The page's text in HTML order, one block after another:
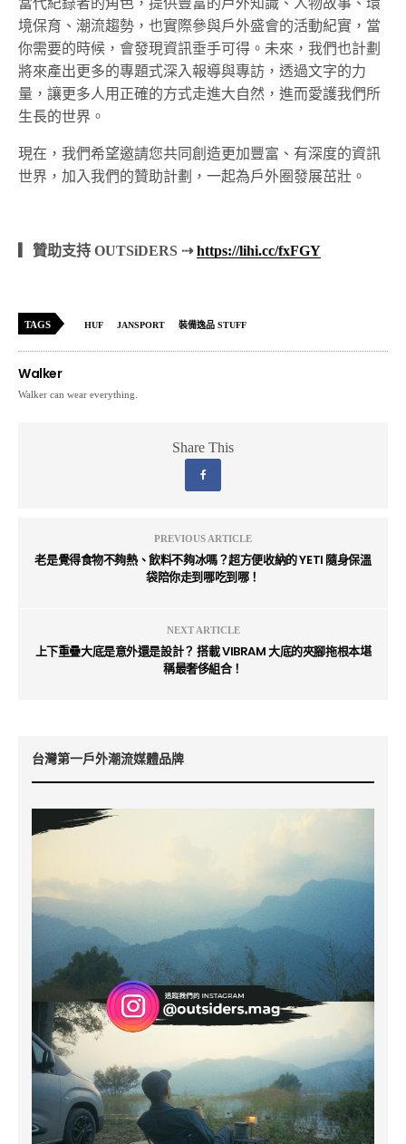
境保育、潮流趨勢，也實際參與戶外盛會的活動紀實，當
你需要的時候，會發現資訊垂手可得。未來，我們也計劃
將來產出更多的專題式深入報導與專訪，透過文字的力
量，讓更多人用正確的方式走進大自然，進而愛護我們所
生長的世界。
現在，我們希望邀請您共同創造更加豐富、有深度的資訊
世界，加入我們的贊助計劃，一起為戶外圈發展茁壯。
▎贊助支持 OUTSiDERS ⇢https://lihi.cc/fxFGY
TAGS HUF JANSPORT 裝備逸品 STUFF
Walker
Walker can wear everything.
Share This
PREVIOUS ARTICLE
老是覺得食物不夠熱、飲料不夠冰嗎？超方便收納的 YETI 隨身保溫
袋陪你走到哪吃到哪！
NEXT ARTICLE
上下重疊大底是意外還是設計？ 搭載 VIBRAM 大底的夾腳拖根本堪
稱最奢侈組合！
台灣第一戶外潮流媒體品牌